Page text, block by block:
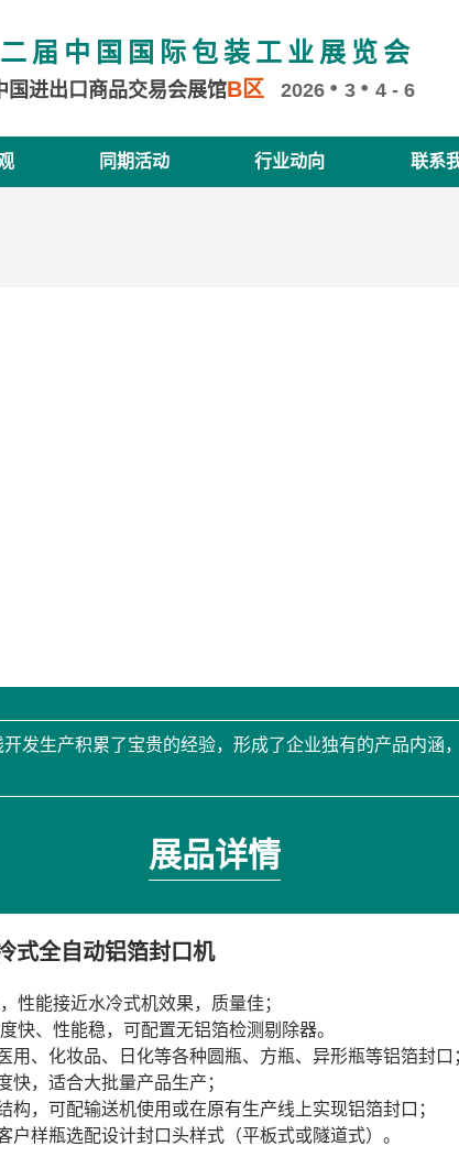
届中国国际包装工业展览会
国进出口商品交易会展馆B区 2026 3 4 - 6
同期活动 行业动向 联系
发生产积累了宝贵的经验，形成了企业独有的产品内涵
展品详情
式全自动铝箔封口机
性能接近水冷式机效果，质量佳；
快、性能稳，可配置无铝箔检测剔除器。
用、化妆品、日化等各种圆瓶、方瓶、异形瓶等铝箔封口
快，适合大批量产品生产；
构，可配输送机使用或在原有生产线上实现铝箔封口；
户样瓶选配设计封口头样式（平板式或隧道式）。